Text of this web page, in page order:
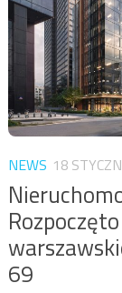
NEWS 18
69